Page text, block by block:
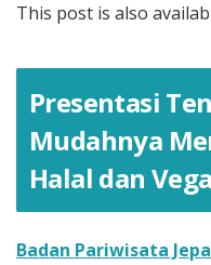
This post is also
Presentasi
Mudahnya
Halal dan
Badan Pariwisata